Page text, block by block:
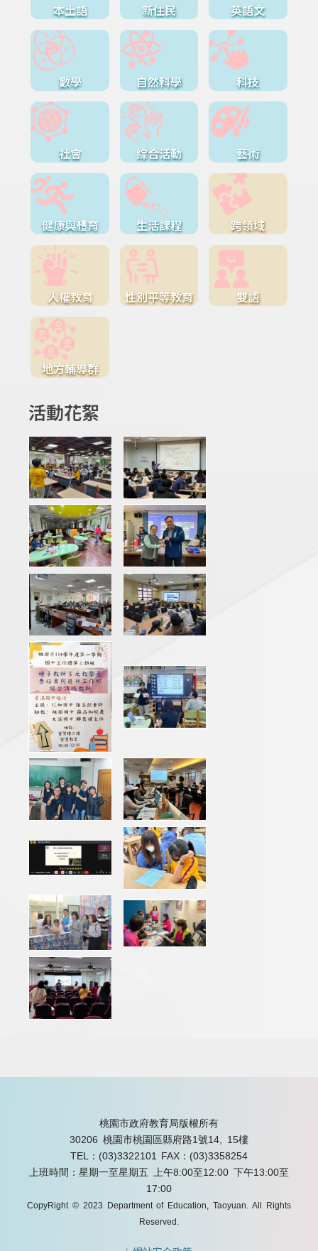
本土語 新住民 英語文
數學 自然科學 科技
社會 綜合活動 藝術
健康與體育 生活課程 跨領域
人權教育 性別平等教育 雙語
地方輔導群
活動花絮
桃園市政府教育局版權所有
30206 桃園市桃園區縣府路1號14, 15樓
TEL：(03)3322101
FAX：(03)3358254
上班時間：星期一至星期五 上午8:00至12:00 下午13:00至
17:00
CopyRight © 2023 Department of Education, Taoyuan. All Rights
Reserved.